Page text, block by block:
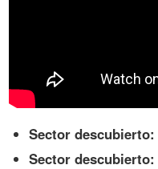
Sector descubierto:
Sector descubierto: